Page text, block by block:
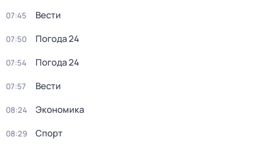
07:45 Вести
07:50 Погода 24
07:54 Погода 24
07:57 Вести
08:24 Экономика
08:29 Спорт